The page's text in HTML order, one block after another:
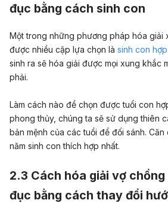
đục bằng cách sinh con
Một trong những phương pháp hóa giải
được nhiều cặp lựa chọn là sinh con
sinh ra sẽ hóa giải được mọi xung khắc
phải.
Làm cách nào để chọn được tuổi con
phong thủy, chúng ta sẽ sử dụng thiên
bản mệnh của các tuổi để đối sánh.
năm sinh con thích hợp nhất.
2.3 Cách hóa giải vợ
đục bằng cách thay đổi